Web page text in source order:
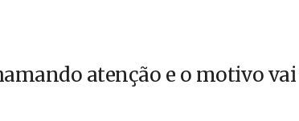
atenção e o motivo